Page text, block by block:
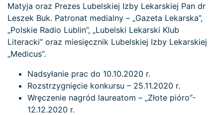
Matyja oraz Prezes Lubelskiej Izby Lekarskiej Pan dr
Leszek Buk. Patronat medialny – „Gazeta Lekarska”,
„Polskie Radio Lublin”, „Lubelski Lekarski Klub
Literacki” oraz miesięcznik Lubelskiej Izby Lekarskiej
„Medicus”.
Nadsyłanie prac do 10.10.2020 r.
Rozstrzygnięcie konkursu – 25.11.2020 r.
Wręczenie nagród laureatom – „Złote pióro”-
12.12.2020 r.